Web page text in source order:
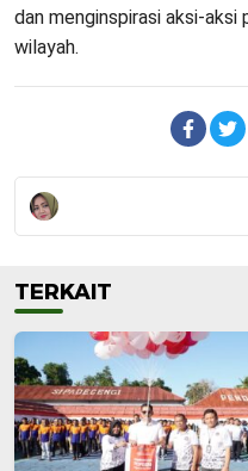
dan menginspirasi aksi-
wilayah.
TERKAIT